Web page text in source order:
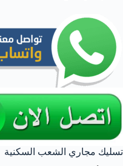
تسليك مجاري الشعب السكنية